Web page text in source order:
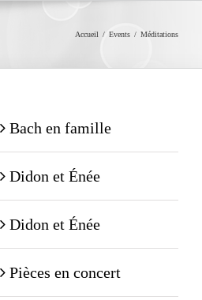
Accueil / Events / Méditations
Bach en famille
Didon et Énée
Didon et Énée
Pièces en concert